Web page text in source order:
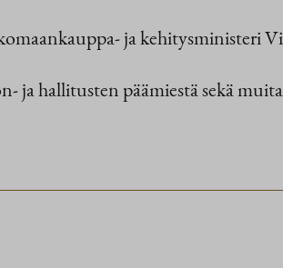
ja kehitysministeri
ja hallitusten päämiestä sekä